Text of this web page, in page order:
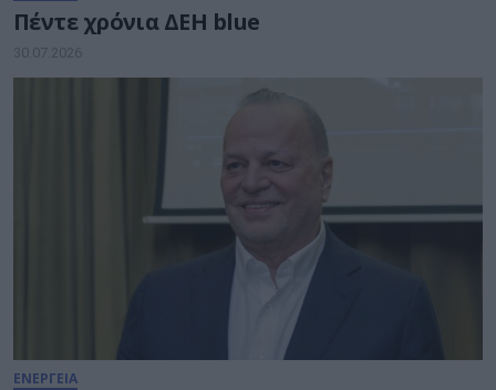
Πέντε χρόνια ΔΕΗ blue
30.07.2026
ΕΝΕΡΓΕΙΑ